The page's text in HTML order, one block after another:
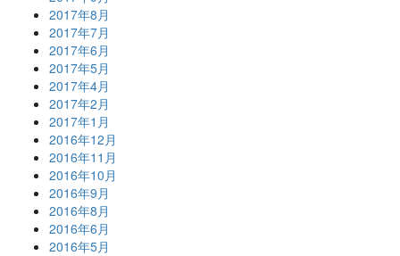
2017年8月
2017年7月
2017年6月
2017年5月
2017年4月
2017年2月
2017年1月
2016年12月
2016年11月
2016年10月
2016年9月
2016年8月
2016年6月
2016年5月